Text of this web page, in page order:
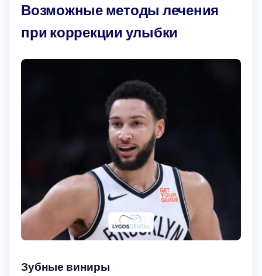
Возможные методы лечения
при коррекции улыбки
Зубные виниры